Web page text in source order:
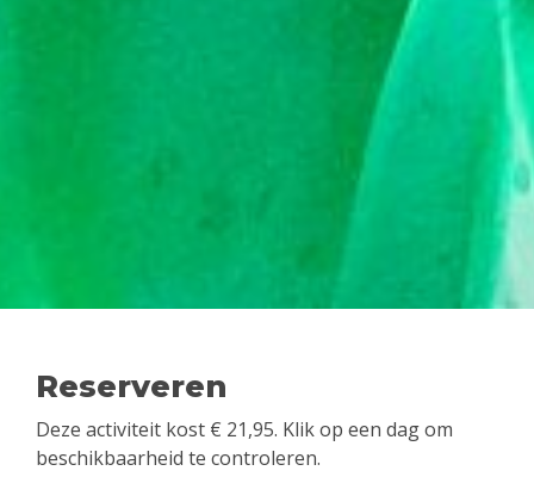
Reserveren
Deze activiteit kost € 21,95. Klik op een dag om
beschikbaarheid te controleren.